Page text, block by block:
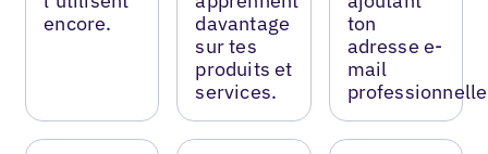
encore.
davantage
sur tes
produits et
services.
ton
adresse e-
mail